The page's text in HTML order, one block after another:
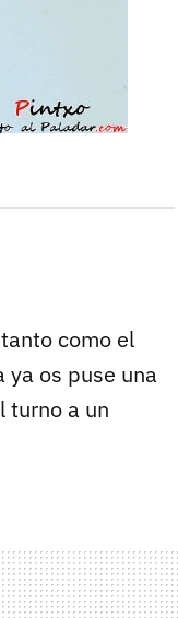
como el
os puse una
turno a un